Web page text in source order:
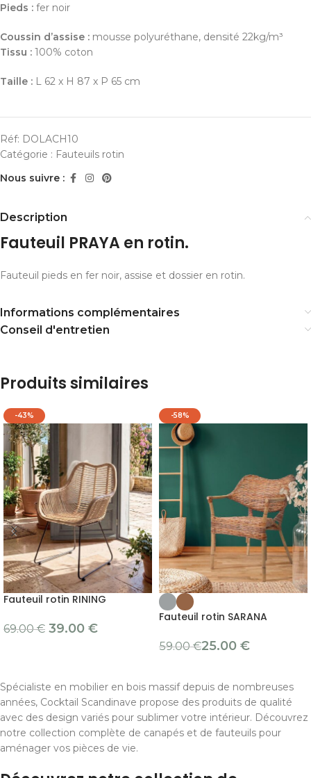
Pieds : fer noir
Coussin d’assise : mousse polyuréthane, densité 22kg/m³
Tissu : 100% coton
Taille : L 62 x H 87 x P 65 cm
Réf: DOLACH10
Catégorie : Fauteuils rotin
Nous suivre :
Description
Fauteuil PRAYA en rotin.
Fauteuil pieds en fer noir, assise et dossier en rotin.
Informations complémentaires
Conseil d'entretien
Produits similaires
-43%
Fauteuil rotin RINING
69.00€ 39.00 €
-58%
Fauteuil rotin SARANA
59.00€25.00 €
Spécialiste en mobilier en bois massif depuis de nombreuses
années, Cocktail Scandinave propose des produits de qualité
avec des design variés pour sublimer votre intérieur. Découvrez
notre collection complète de canapés et de fauteuils pour
aménager vos pièces de vie.